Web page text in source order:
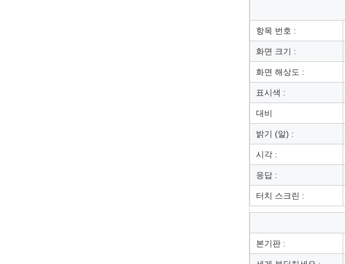
항목 번호 :
화면 크기 :
화면 해상도 :
표시색 :
대비
밝기 (알) :
시각 :
응답 :
터치 스크린 :
본기판 :